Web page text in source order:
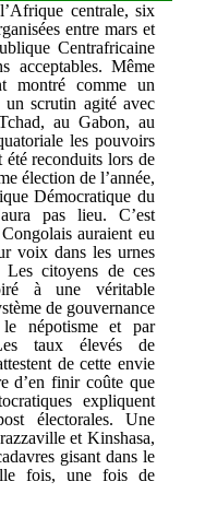
centrale, six
entre mars et
Centrafricaine
acceptables. Même
montré comme un
scrutin agité avec
au Gabon, au
les pouvoirs
été reconduits lors de
élection de l’année,
Démocratique du
pas lieu. C’est
auraient eu
voix dans les urnes
Les citoyens de ces
à une véritable
de gouvernance
népotisme et par
taux élevés de
de cette envie
d’en finir coûte que
expliquent
électorales. Une
et Kinshasa,
gisant dans le
fois, une fois de